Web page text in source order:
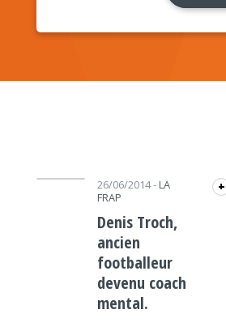
Lecteur audio 26/06/2014- LA
FRAP
+
Denis Troch,
ancien
footballeur
devenu coach
mental.